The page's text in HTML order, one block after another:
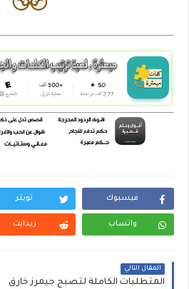
فيسبوك تويتر
واتساب ريدايت
المقال التالي
المتطلبات الكاملة لتصبح جيمرز خارق